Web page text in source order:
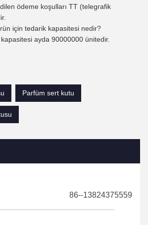
ödeme koşulları TT (telegrafik
için tedarik kapasitesi nedir?
ayda 90000000 ünitedir.
Parfüm sert kutu
86--13824375559